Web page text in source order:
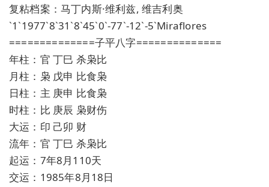
复粘档案：马丁内斯·维利兹, 维吉利奥
`1`1977`8`31`8`45`0`-77`-12`-5`Miraflores
==============子平八字==============
年柱：官 丁巳 杀枭比
月柱：枭 戊申 比食枭
日柱：主 庚申 比食枭
时柱：比 庚辰 枭财伤
大运：印 己卯 财
流年：官 丁巳 杀枭比
起运：7年8月110天
交运：1985年8月18日